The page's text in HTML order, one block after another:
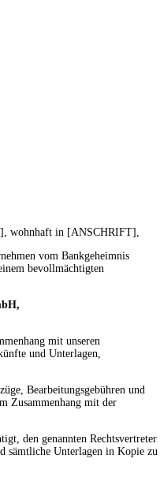
wohnhaft in [ANSCHRIFT],
vom Bankgeheimnis
bevollmächtigten
mit unseren
und Unterlagen,
Bearbeitungsgebühren und
Zusammenhang mit der
den genannten Rechtsvertreter
sämtliche Unterlagen in Kopie zu